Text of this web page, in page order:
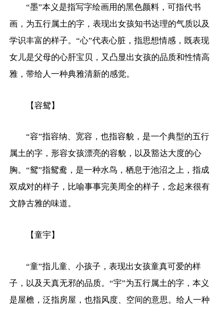
“墨”本义是指写字绘画用的黑色颜料，可指代书
画，为五行属土的字，表现出女孩知书达理的气质以及
学识丰富的样子。“心”代表心脏，指思想情感，既表现
女儿是父母的心肝宝贝，又凸显出女孩的品质和性情高
雅，带给人一种典雅清新的感觉。
【容鸳】
“容”指容纳、宽容，也指容貌，是一个典型的五行
属土的字，形容女孩漂亮的容貌，以及豁达大度的心
胸。“鸳”指鸳鸯，是一种水鸟，栖息于池沼之上，指成
双成对的样子，比喻事事完美周全的样子，念起来很有
文静古雅的味道。
【童宇】
“童”指儿童、小孩子，表现出女孩童真可爱的样
子，以及天真无邪的品质。“宇”为五行属土的字，本义
是屋檐，泛指房屋，也指风度、空间的意思。给人一种